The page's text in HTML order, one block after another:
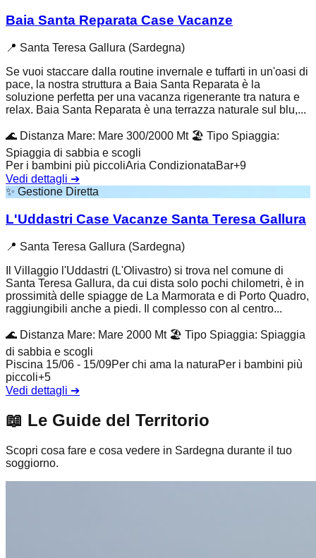
Baia Santa Reparata Case Vacanze
📍 Santa Teresa Gallura (Sardegna)
Se vuoi staccare dalla routine invernale e tuffarti in un'oasi di
pace, la nostra struttura a Baia Santa Reparata è la
soluzione perfetta per una vacanza rigenerante tra natura e
relax. Baia Santa Reparata è una terrazza naturale sul blu,...
🌊 Distanza Mare: Mare 300/2000 Mt 🏖️ Tipo Spiaggia:
Spiaggia di sabbia e scogli
Per i bambini più piccoliAria CondizionataBar+9
Vedi dettagli ➔
✨ Gestione Diretta
L'Uddastri Case Vacanze Santa Teresa Gallura
📍 Santa Teresa Gallura (Sardegna)
Il Villaggio l'Uddastri (L'Olivastro) si trova nel comune di
Santa Teresa Gallura, da cui dista solo pochi chilometri, è in
prossimità delle spiagge de La Marmorata e di Porto Quadro,
raggiungibili anche a piedi. Il complesso con al centro...
🌊 Distanza Mare: Mare 2000 Mt 🏖️ Tipo Spiaggia: Spiaggia
di sabbia e scogli
Piscina 15/06 - 15/09Per chi ama la naturaPer i bambini più
piccoli+5
Vedi dettagli ➔
📖 Le Guide del Territorio
Scopri cosa fare e cosa vedere in Sardegna durante il tuo
soggiorno.